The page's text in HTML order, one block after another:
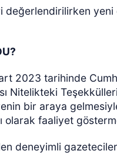
yeni
2023 tarihinde
Nitelikteki
bir araya
olarak faaliyet
deneyimli